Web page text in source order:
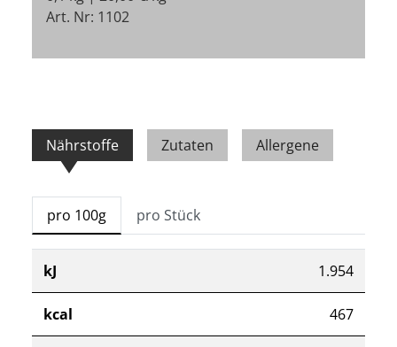
Art. Nr: 1102
Nährstoffe Zutaten Allergene
pro 100g pro Stück
kJ 1.954
kcal 467